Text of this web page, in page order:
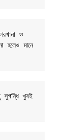
ও
হলেও মানে
সুগন্ধি খুবই